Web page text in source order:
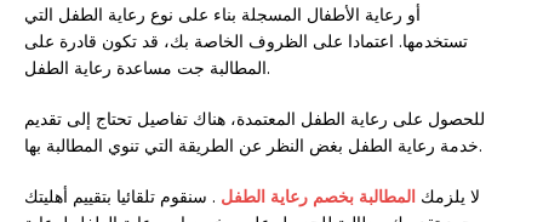
أو رعاية الأطفال المسجلة بناء على نوع رعاية الطفل التي
تستخدمها. اعتمادا على الظروف الخاصة بك، قد تكون قادرة على
المطالبة جت مساعدة رعاية الطفل.
للحصول على رعاية الطفل المعتمدة، هناك تفاصيل تحتاج إلى تقديم
خدمة رعاية الطفل بغض النظر عن الطريقة التي تنوي المطالبة بها.
لا يلزمك المطالبة بخصم رعاية الطفل . سنقوم تلقائيا بتقييم أهليتك